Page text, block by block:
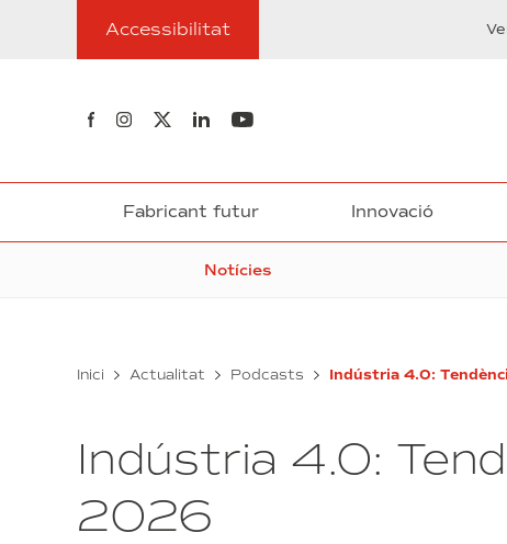
Accessibilitat
Segueix-nos al Facebook
Segueix-nos a Instagram
Segueix-nos a Twitter
Segueix-nos a Linkedin
Segueix-nos a Youtube
Fabricant futur Innovació
Notícies
Inici Actualitat Podcasts Indústria 4.0:
Indústria 4.0:
2026